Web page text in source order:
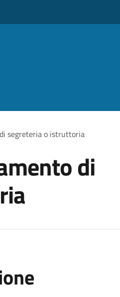
segreteria o istruttoria
di